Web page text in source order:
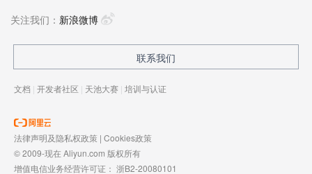
关注我们： 新浪微博
联系我们
文档 | 开发者社区 | 天池大赛 | 培训与认证
法律声明及隐私权政策 | Cookies政策
© 2009-现在 Aliyun.com 版权所有
增值电信业务经营许可证： 浙B2-20080101